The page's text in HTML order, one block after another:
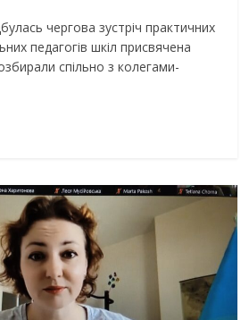
чергова зустріч практичних
педагогів шкіл присвячена
спільно з колегами-